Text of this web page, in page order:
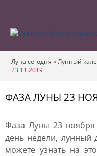
Луна сегодня »Лунный
23.11.2019
ФАЗА ЛУНЫ 23
Фаза Луны 23 ноября
день недели,
можете узнать на